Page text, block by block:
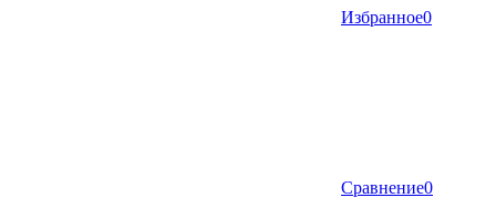
Избранное0
Сравнение0